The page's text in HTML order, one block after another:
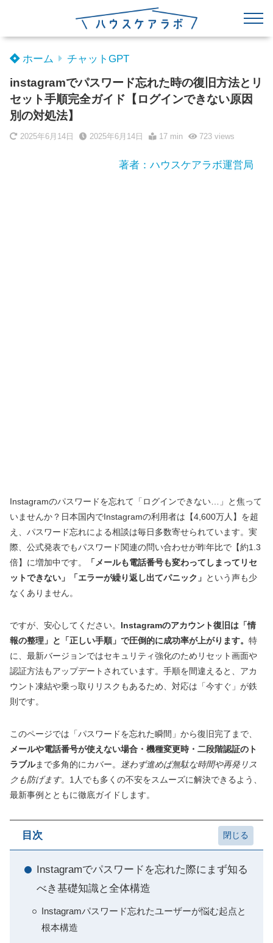
ホーム チャットGPT
instagramでパスワード忘れた時の復旧方法とリ
セット手順完全ガイド【ログインできない原因
別の対処法】
2025年6月14日 2025年6月14日 17 min 723views
著者：ハウスケアラボ運営局
Instagramのパスワードを忘れて「ログインできない…」と焦って
いませんか？日本国内でInstagramの利用者は【4,600万人】を超
え、パスワード忘れによる相談は毎日多数寄せられています。実
際、公式発表でもパスワード関連の問い合わせが昨年比で【約1.3
倍】に増加中です。
「メールも電話番号も変わってしまってリセ
ットできない」「エラーが繰り返し出てパニック」 という声も少
なくありません。
ですが、安心してください。 Instagramのアカウント復旧は「情
報の整理」と「正しい手順」で圧倒的に成功率が上がります。 特
に、最新バージョンではセキュリティ強化のためリセット画面や
認証方法もアップデートされています。手順を間違えると、アカ
ウント凍結や乗っ取りリスクもあるため、対応は「今すぐ」が鉄
則です。
このページでは「パスワードを忘れた瞬間」から復旧完了まで、
メールや電話番号が使えない場合・機種変更時・二段階認証のト
ラブルまで多角的にカバー。
迷わず進めば無駄な時間や再発リス
クも防げます。1人でも多くの不安をスムーズに解決できるよう、
最新事例とともに徹底ガイドします。
目次
Instagramでパスワードを忘れた際にまず知る
べき基礎知識と全体構造
Instagramパスワード忘れたユーザーが悩む起点と
根本構造